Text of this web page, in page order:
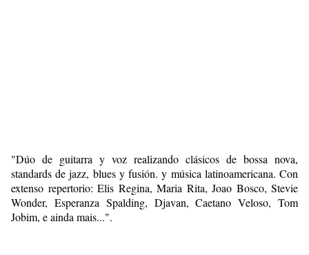
"Dúo de guitarra y voz realizando clásicos de bossa nova,
standards de jazz, blues y fusión. y música latinoamericana. Con
extenso repertorio: Elis Regina, Maria Rita, Joao Bosco, Stevie
Wonder, Esperanza Spalding, Djavan, Caetano Veloso, Tom
Jobim, e ainda mais...".